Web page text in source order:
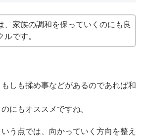
、家族の調和を保っていくのにも良
ルです。
しも揉め事などがあるのであれば和
にもオススメですね。
う点では、向かっていく方向を整え